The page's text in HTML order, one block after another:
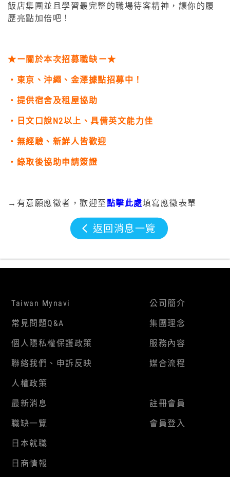
飯店集團並且學習最完整的職場待客精神，讓你的履
歷亮點加倍吧！
★ー關於本次招募職缺⁥ー★
・東京、沖繩、金澤據點招募中！
・提供宿舍及租屋協助
・日文口說N2以上、具備英文能力佳
・無經驗、新鮮人皆歡迎
・錄取後協助申請簽證
→有意願應徵者，歡迎至點擊此處填寫應徵表單
返回消息一覽
Taiwan Mynavi
常見問題Q&A
個人隱私權保護政策
聯絡我們、申訴反映
人權政策
公司簡介
集團理念
服務內容
媒合流程
最新消息
職缺一覽
日本就職
日商情報
註冊會員
會員登入